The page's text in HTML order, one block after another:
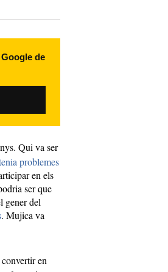
de
Qui va ser
problemes
en els
ser que
gener del
. Mujica va
en